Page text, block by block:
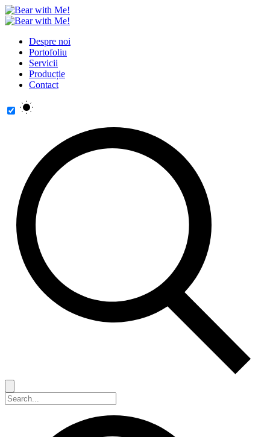
Despre noi
Portofoliu
Servicii
Producție
Contact